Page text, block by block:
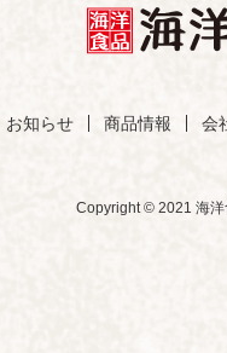
お知らせ 商品情報 会
Copyright © 2021 海